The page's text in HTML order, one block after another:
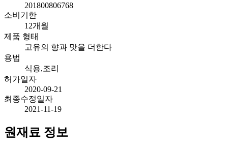
201800806768
소비기한
12개월
제품 형태
고유의 향과 맛을 더한다
용법
식용,조리
허가일자
2020-09-21
최종수정일자
2021-11-19
원재료 정보